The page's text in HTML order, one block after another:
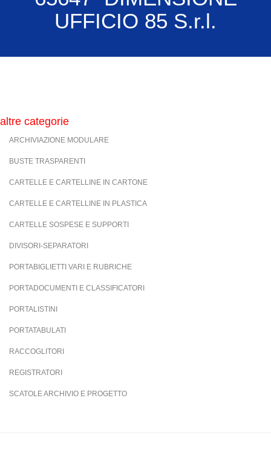
UFFICIO 85 S.r.l.
altre categorie
ARCHIVIAZIONE MODULARE
BUSTE TRASPARENTI
CARTELLE E CARTELLINE IN CARTONE
CARTELLE E CARTELLINE IN PLASTICA
CARTELLE SOSPESE E SUPPORTI
DIVISORI-SEPARATORI
PORTABIGLIETTI VARI E RUBRICHE
PORTADOCUMENTI E CLASSIFICATORI
PORTALISTINI
PORTATABULATI
RACCOGLITORI
REGISTRATORI
SCATOLE ARCHIVIO E PROGETTO